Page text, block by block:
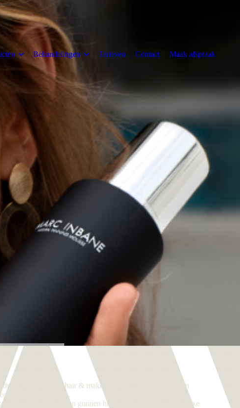
Behandelingen Tarieven Contact Maak afspraak
modehuizen, hair & make-up artists, dermatologen en
dan veertig landen.
Steeds meer mensen gunnen hun huid het allerbeste: de luxe